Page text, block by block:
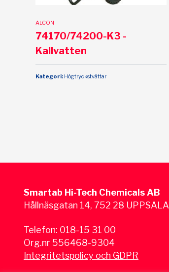
ALCON
74170/74200-K3 -
Kallvatten
Kategori: Högtryckstvättar
Smartab Hi-Tech Chemicals AB
Hållnäsgatan 14, 752 28 UPPSALA
Telefon: 018-15 31 00
Org.nr 556468-9304
Integritetspolicy och GDPR